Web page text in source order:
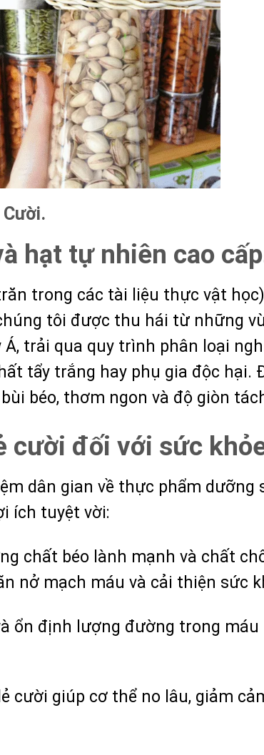
Cười.
hạt tự nhiên cao
trong các tài liệu thực vật
tôi được thu hái từ những
trải qua quy trình phân loại
tẩy trắng hay phụ gia độc hại.
béo, thơm ngon và độ giòn
cười đối với sức
dân gian về thực phẩm dưỡng
ích tuyệt vời:
chất béo lành mạnh và chất
nở mạch máu và cải thiện sức
ổn định lượng đường trong máu
cười giúp cơ thể no lâu, giảm